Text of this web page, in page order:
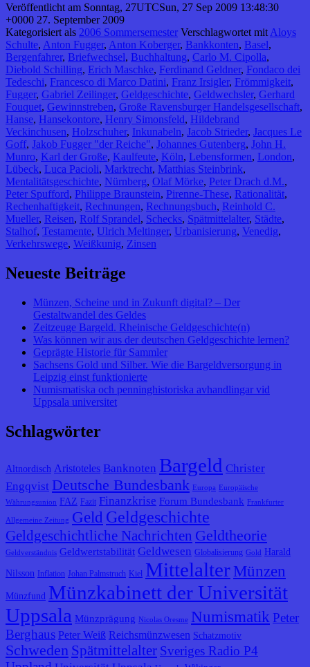
Veröffentlicht am Sonntag, 27UTCSun, 27 Sep 2009 13:48:30
+0000 27. September 2009
Kategorisiert als 2006 Sommersemester Verschlagwortet mit Aloys
Schulte, Anton Fugger, Anton Koberger, Bankkonten, Basel,
Bergenfahrer, Briefwechsel, Buchhaltung, Carlo M. Cipolla,
Diebold Schilling, Erich Maschke, Ferdinand Geldner, Fondaco dei
Tedeschi, Francesco di Marco Datini, Franz Irsigler, Frömmigkeit,
Fugger, Gabriel Zeilinger, Geldgeschichte, Geldwechsler, Gerhard
Fouquet, Gewinnstreben, Große Ravensburger Handelsgesellschaft,
Hanse, Hansekontore, Henry Simonsfeld, Hildebrand
Veckinchusen, Holzschuher, Inkunabeln, Jacob Strieder, Jacques Le
Goff, Jakob Fugger "der Reiche", Johannes Gutenberg, John H.
Munro, Karl der Große, Kaulfeute, Köln, Lebensformen, London,
Lübeck, Luca Pacioli, Marktrecht, Matthias Steinbrink,
Mentalitätsgeschichte, Nürnberg, Olaf Mörke, Peter Drach d.M.,
Peter Spufford, Philippe Braunstein, Pirenne-These, Rationalität,
Rechenhaftigkeit, Rechnungen, Rechnungsbuch, Reinhold C.
Mueller, Reisen, Rolf Sprandel, Schecks, Spätmittelalter, Städte,
Stalhof, Testamente, Ulrich Meltinger, Urbanisierung, Venedig,
Verkehrswege, Weißkunig, Zinsen
Neueste Beiträge
Münzen, Scheine und in Zukunft digital? – Der
Gestaltwandel des Geldes
Zeitzeuge Bargeld. Rheinische Geldgeschichte(n)
Was können wir aus der deutschen Geldgeschichte lernen?
Geprägte Historie für Sammler
Sachsens Gold und Silber. Wie die Bargeldversorgung in
Leipzig einst funktionierte
Numismatiska och penninghistoriska avhandlingar vid
Uppsala universitet
Schlagwörter
Altnordisch Aristoteles Banknoten Bargeld Christer
Engqvist Deutsche Bundesbank Europa
Europäische
Währungsunion
FAZ Fazit Finanzkrise Forum Bundesbank Frankfurter
Allgemeine Zeitung Geld Geldgeschichte
Geldgeschichtliche Nachrichten Geldtheorie
Geldverständnis Geldwertstabilität Geldwesen Globalisierung Gold Harald
Nilsson Inflation Johan Palmstruch Kiel Mittelalter Münzen
Münzfund Münzkabinett der Universität
Uppsala Münzprägung Nicolas Oresme Numismatik Peter
Berghaus Peter Weiß Reichsmünzwesen Schatzmotiv
Schweden Spätmittelalter Sveriges Radio P4